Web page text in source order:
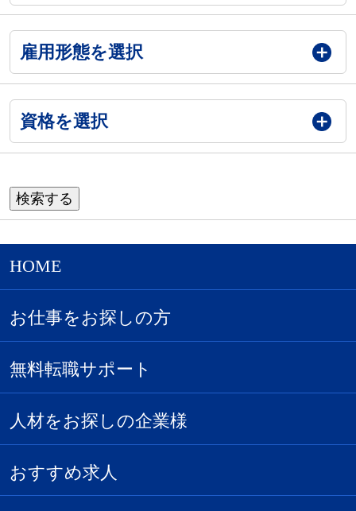
雇用形態を選択
資格を選択
HOME
お仕事をお探しの方
無料転職サポート
人材をお探しの企業様
おすすめ求人